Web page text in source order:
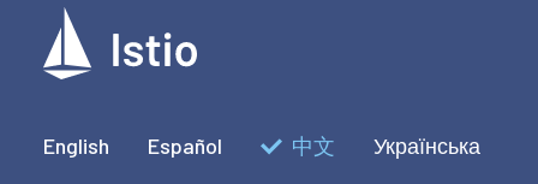
English Español 中文 Українська